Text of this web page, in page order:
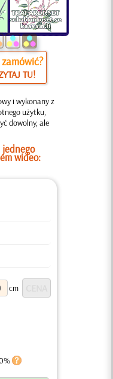
TU!
i wykonany z
użytku,
dowolny, ale
wideo:
cm